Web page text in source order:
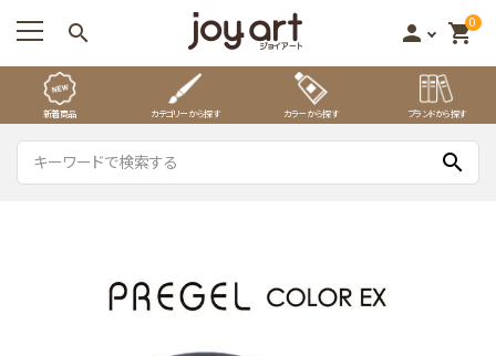
search person 0
shopping_cart
新着商品 カテゴリーから探す カラーから探す ブランドから探す
search